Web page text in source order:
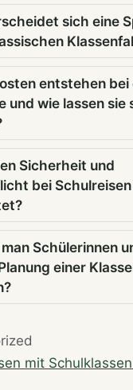
sich eine
entstehen bei
und wie lassen sie
Sicherheit und
bei Schulreisen
Schülerinnen
einer
mit